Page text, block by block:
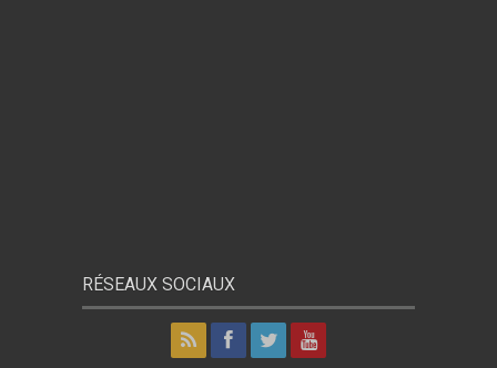
RÉSEAUX SOCIAUX